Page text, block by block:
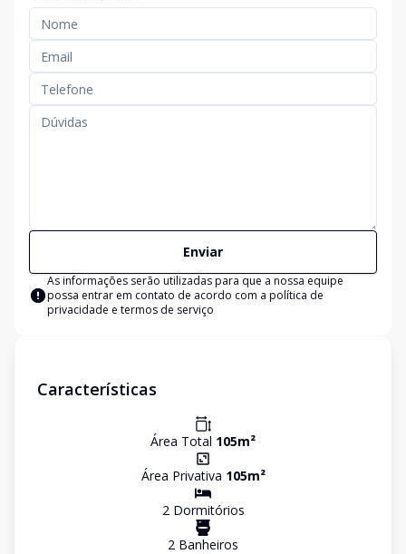
Enviar
As informações serão utilizadas para que a nossa equipe
possa entrar em contato de acordo com a política de
privacidade e termos de serviço
Características
Área Total 105m²
Área Privativa 105m²
2Dormitórios
2 Banheiros